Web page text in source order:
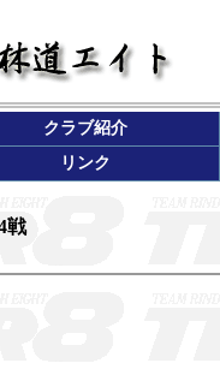
クラブ紹介
リンク
戦